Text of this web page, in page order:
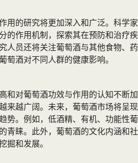
用的研究将更加深入和广泛。科学家
的作用机制，探索其在预防和治疗疾
人员还将关注葡萄酒与其他食物、药
萄酒对不同人群的健康影响。
和对葡萄酒功效与作用的认知不断加
来越广阔。未来，葡萄酒市场将呈现
势。例如，低酒精、有机、功能性葡
青睐。此外，葡萄酒的文化内涵和社
掘和发展。